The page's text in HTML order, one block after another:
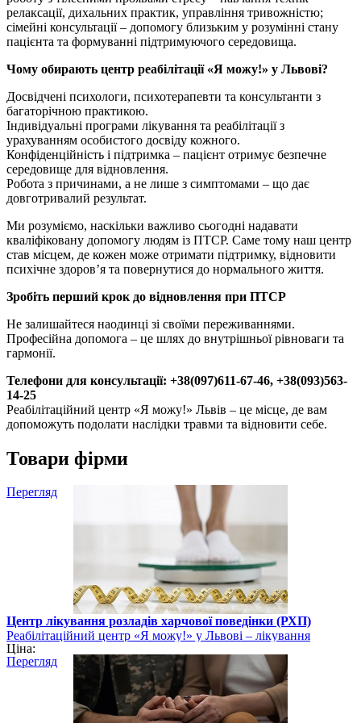
релаксації, дихальних практик, управління тривожністю;
сімейні консультації – допомогу близьким у розумінні стану
пацієнта та формуванні підтримуючого середовища.
Чому обирають центр реабілітації «Я можу!» у Львові?
Досвідчені психологи, психотерапевти та консультанти з
багаторічною практикою.
Індивідуальні програми лікування та реабілітації з
урахуванням особистого досвіду кожного.
Конфіденційність і підтримка – пацієнт отримує безпечне
середовище для відновлення.
Робота з причинами, а не лише з симптомами – що дає
довготривалий результат.
Ми розуміємо, наскільки важливо сьогодні надавати
кваліфіковану допомогу людям із ПТСР. Саме тому наш центр
став місцем, де кожен може отримати підтримку, відновити
психічне здоров’я та повернутися до нормального життя.
Зробіть перший крок до відновлення при ПТСР
Не залишайтеся наодинці зі своїми переживаннями.
Професійна допомога – це шлях до внутрішньої рівноваги та
гармонії.
Телефони для консультації: +38(097)611-67-46, +38(093)563-
14-25
Реабілітаційний центр «Я можу!» Львів – це місце, де вам
допоможуть подолати наслідки травми та відновити себе.
Товари фірми
Перегляд
Центр лікування розладів харчової поведінки (РХП)
Реабілітаційний центр «Я можу!» у Львові – лікування
залежностей
Ціна:
Перегляд